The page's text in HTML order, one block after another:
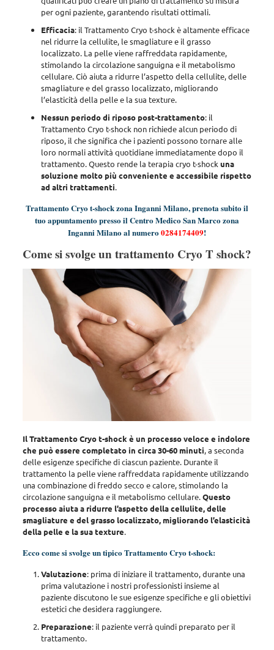
per ogni paziente, garantendo risultati ottimali.
Efficacia: il Trattamento Cryo t-shock è altamente efficace
nel ridurre la cellulite, le smagliature e il grasso
localizzato. La pelle viene raffreddata rapidamente,
stimolando la circolazione sanguigna e il metabolismo
cellulare. Ciò aiuta a ridurre l’aspetto della cellulite, delle
smagliature e del grasso localizzato, migliorando
l’elasticità della pelle e la sua texture.
Nessun periodo di riposo post-trattamento: il
Trattamento Cryo t-shock non richiede alcun periodo di
riposo, il che significa che i pazienti possono tornare alle
loro normali attività quotidiane immediatamente dopo il
trattamento. Questo rende la terapia cryo t-shock una
soluzione molto più conveniente e accessibile rispetto
ad altri trattamenti.
Trattamento Cryo t-shock zona Inganni Milano, prenota subito il
tuo appuntamento presso il Centro Medico San Marco zona
Inganni Milano al numero0284174409!
Come si svolge un trattamento Cryo T shock?
Il Trattamento Cryo t-shock è un processo veloce e indolore
che può essere completato in circa 30-60 minuti, a seconda
delle esigenze specifiche di ciascun paziente. Durante il
trattamento la pelle viene raffreddata rapidamente utilizzando
una combinazione di freddo secco e calore, stimolando la
circolazione sanguigna e il metabolismo cellulare.Questo
processo aiuta a ridurre l’aspetto della cellulite, delle
smagliature e del grasso localizzato, migliorando l’elasticità
della pelle e la sua texture.
Ecco come si svolge un tipico Trattamento Cryo t-shock:
Valutazione: prima di iniziare il trattamento,durante una
prima valutazione i nostri professionisti insieme al
paziente discutono le sue esigenze specifiche e gli obiettivi
esteticiche desidera raggiungere.
Preparazione: il paziente verrà quindi preparato per il
trattamento.